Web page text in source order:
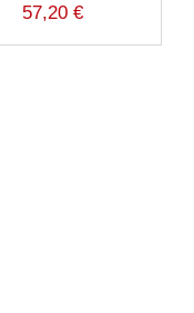
57,20€